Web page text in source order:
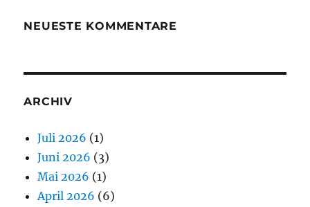
NEUESTE KOMMENTARE
ARCHIV
Juli 2026 (1)
Juni 2026 (3)
Mai 2026 (1)
April 2026 (6)